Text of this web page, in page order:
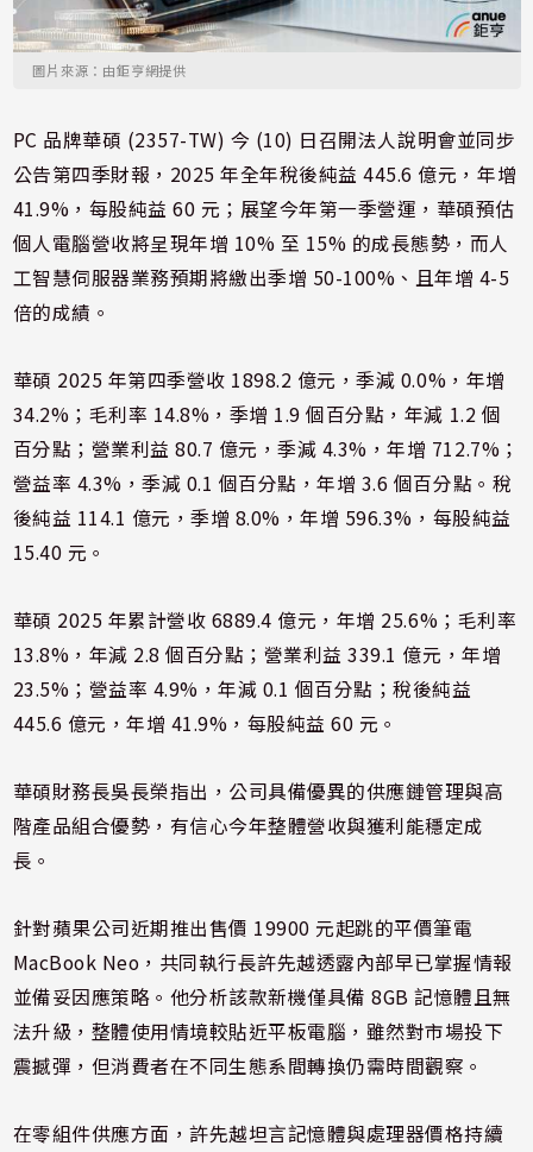
圖片來源：由鉅亨網提供
PC 品牌華碩 (2357-TW) 今 (10) 日召開法人說明會並同步
公告第四季財報，2025 年全年稅後純益 445.6 億元，年增
41.9%，每股純益 60 元；展望今年第一季營運，華碩預估
個人電腦營收將呈現年增 10% 至 15% 的成長態勢，而人
工智慧伺服器業務預期將繳出季增 50-100%、且年增 4-5
倍的成績。
華碩 2025 年第四季營收 1898.2 億元，季減 0.0%，年增
34.2%；毛利率 14.8%，季增 1.9 個百分點，年減 1.2 個
百分點；營業利益 80.7 億元，季減 4.3%，年增 712.7%；
營益率 4.3%，季減 0.1 個百分點，年增 3.6 個百分點。稅
後純益 114.1 億元，季增 8.0%，年增 596.3%，每股純益
15.40 元。
華碩 2025 年累計營收 6889.4 億元，年增 25.6%；毛利率
13.8%，年減 2.8 個百分點；營業利益 339.1 億元，年增
23.5%；營益率 4.9%，年減 0.1 個百分點；稅後純益
445.6 億元，年增 41.9%，每股純益 60 元。
華碩財務長吳長榮指出，公司具備優異的供應鏈管理與高
階產品組合優勢，有信心今年整體營收與獲利能穩定成
長。
針對蘋果公司近期推出售價 19900 元起跳的平價筆電
MacBook Neo，共同執行長許先越透露內部早已掌握情報
並備妥因應策略。他分析該款新機僅具備 8GB 記憶體且無
法升級，整體使用情境較貼近平板電腦，雖然對市場投下
震撼彈，但消費者在不同生態系間轉換仍需時間觀察。
在零組件供應方面，許先越坦言記憶體與處理器價格持續